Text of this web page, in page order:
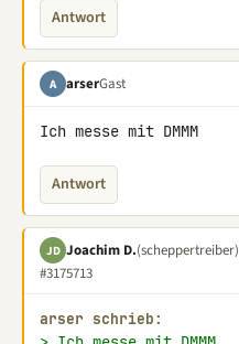
Antwort
A arserGast
Ich messe mit DMMM
Antwort
JD Joachim D.(scheppertreiber)
#3175713
arser schrieb: